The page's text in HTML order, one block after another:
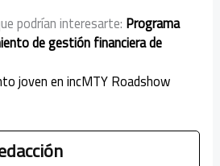
podrían interesarte: Programa
de gestión financiera de
joven en incMTY Roadshow